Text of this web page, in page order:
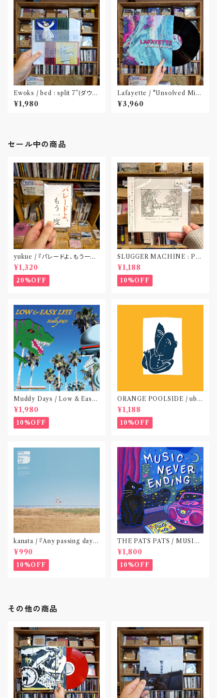
Ewoks / bed : split 7”(ダウン
ロードコード付属)
¥1,980
Lafayette / "Unsolved Mira
cles" (12 inch) Released by
SAY HELLO TO NEVER RE
¥3,960
セール中の商品
yukue / 『パレードよ、もう一度』
(TAPE)
¥1,320
20%OFF
SLUGGER MACHINE : PE
ACE OUT! / we die if we d
o not do “DIG”(SPLIT CD)
〝横浜&札幌〟
¥1,188
10%OFF
Muddy Days / Low & Easy
Life〝東京〟
¥1,980
10%OFF
ORANGE POOLSIDE / ubu
(CD作品)〝神奈川・厚木〟
¥1,188
10%OFF
kanata / 『Any passing day -
EP』(CD作品)〝東京〟
¥990
10%OFF
THE PATS PATS / MUSIC
NEVER ENDING(CD作品)
¥1,800
10%OFF
その他の商品